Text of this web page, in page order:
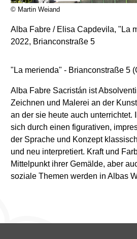
© Martin Weiand
Alba Fabre / Elisa Capdevila, "La
2022, Brianconstraße 5
"La merienda" - Brianconstraße 5
Alba Fabre Sacristán ist
Zeichnen und Malerei an der
an der sie heute auch unterrichtet.
sich durch einen figurativen,
der Sprache und Konzept
und neu interpretiert. Kraft und
Mittelpunkt ihrer Gemälde, aber
soziale Themen werden in Albas